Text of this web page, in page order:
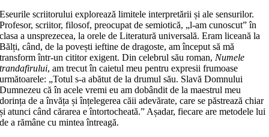
Eseurile scriitorului explorează limitele interpretării și ale sensurilor.
Profesor, scriitor, filosof, preocupat de semiotică, „l-am cunoscut” în
clasa a unsprezecea, la orele de Literatură universală. Eram liceană la
Bălți, când, de la povești ieftine de dragoste, am început să mă
transform într-un cititor exigent. Din celebrul său roman, Numele
trandafirului, am trecut în caietul meu pentru expresii frumoase
următoarele: „Totul s-a abătut de la drumul său. Slavă Domnului
Dumnezeu că în acele vremi eu am dobândit de la maestrul meu
dorința de a învăța și înțelegerea căii adevărate, care se păstrează chiar
și atunci când cărarea e întortocheată.” Așadar, fiecare are metodele lui
de a rămâne cu mintea întreagă.